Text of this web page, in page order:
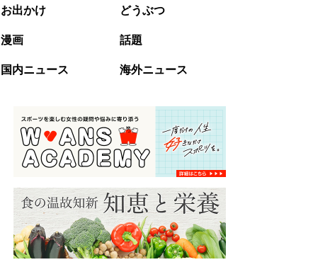
お出かけ どうぶつ
漫画 話題
国内ニュース 海外ニュース